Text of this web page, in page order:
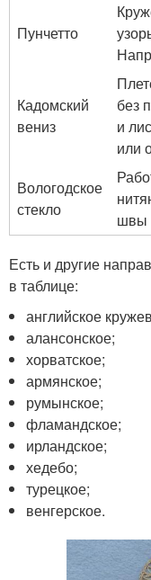
Пунчетто
Кадомский
вениз
без
и
или
Вологодское
стекло
швы
Есть и другие
в таблице:
английское
алансонское;
хорватское;
армянское;
румынское;
фламандское;
ирландское;
хедебо;
турецкое;
венгерское.